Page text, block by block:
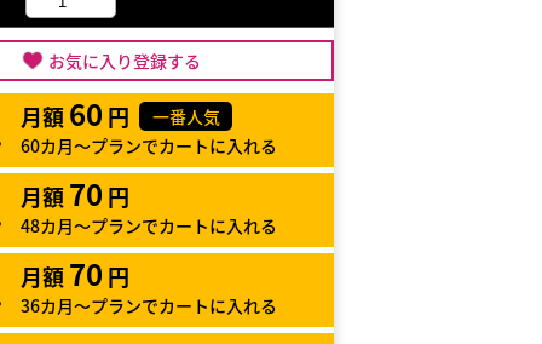
お気に入り登録する
月額 60 円
一番人気
60カ月～プランでカートに入れる
月額 70 円
48カ月～プランでカートに入れる
月額 70 円
36カ月～プランでカートに入れる